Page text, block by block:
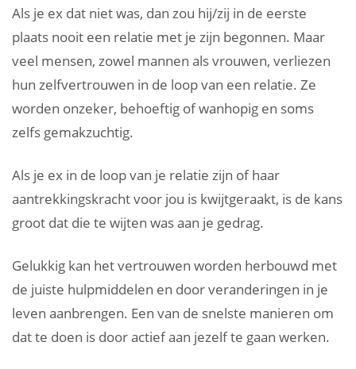
Als je ex dat niet was, dan zou hij/zij in de eerste
plaats nooit een relatie met je zijn begonnen. Maar
veel mensen, zowel mannen als vrouwen, verliezen
hun zelfvertrouwen in de loop van een relatie. Ze
worden onzeker, behoeftig of wanhopig en soms
zelfs gemakzuchtig.
Als je ex in de loop van je relatie zijn of haar
aantrekkingskracht voor jou is kwijtgeraakt, is de kans
groot dat die te wijten was aan je gedrag.
Gelukkig kan het vertrouwen worden herbouwd met
de juiste hulpmiddelen en door veranderingen in je
leven aanbrengen. Een van de snelste manieren om
dat te doen is door actief aan jezelf te gaan werken.